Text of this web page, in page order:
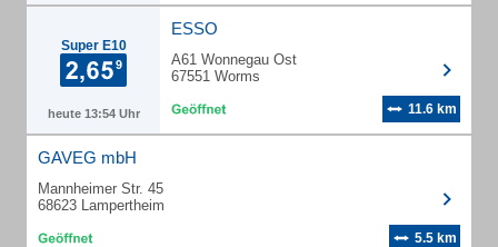
Super E10
heute 13:54 Uhr
ESSO
A61 Wonnegau Ost
67551 Worms
11.6 km
GAVEG mbH
Mannheimer Str. 45
68623 Lampertheim
5.5 km